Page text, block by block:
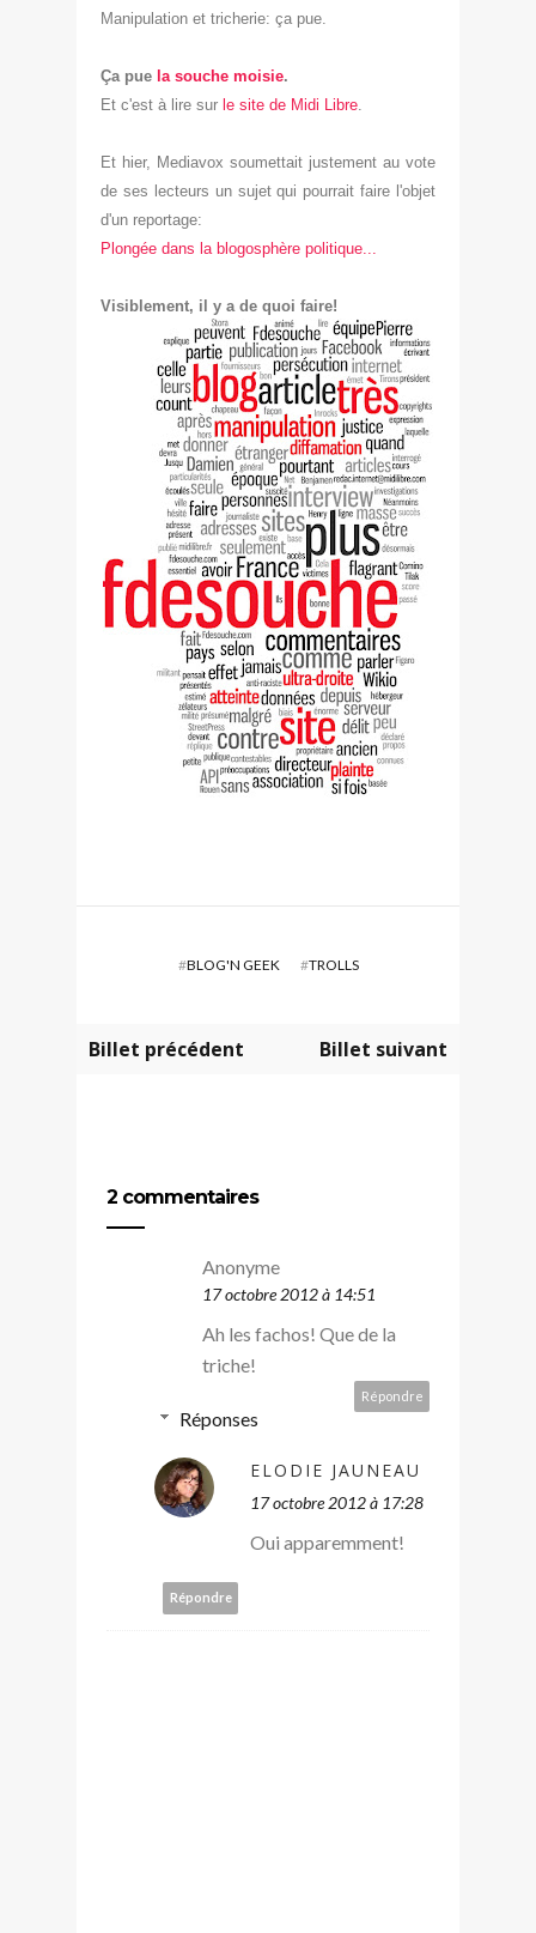
Manipulation et tricherie: ça pue.
Ça pue la souche moisie.
Et c'est à lire sur le site de Midi Libre
Et hier, Mediavox soumettait justement au vote
de ses lecteurs un sujet qui pourrait faire l'objet
d'un reportage:
Plongée dans la blogosphère politique...
Visiblement, il y a de quoi faire!
#BLOG'N GEEK #TROLLS
Billet précédent Billet suivant
2 commentaires
Anonyme
17 octobre 2012 à 14:51
Ah les fachos! Que de la
triche!
Répondre
Réponses
ELODIE JAUNEAU
17 octobre 2012 à 17:28
Oui apparemment!
Répondre